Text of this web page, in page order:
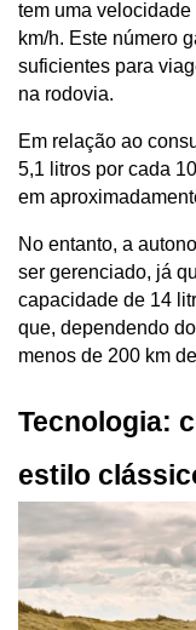
tem uma
km/h. Este número
suficientes para
na rodovia.
Em relação ao
5,1 litros por cada
em
No entanto, a
ser gerenciado, já
capacidade de 14
que, dependendo
menos de 200 km
Tecnologia:
estilo